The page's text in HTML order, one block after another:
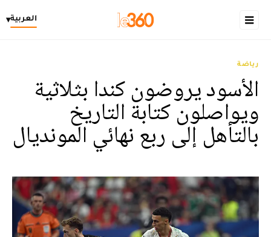
العربية▾
رياضة
الأسود يروضون كندا بثلاثية
ويواصلون كتابة التاريخ
بالتأهل إلى ربع نهائي المونديال